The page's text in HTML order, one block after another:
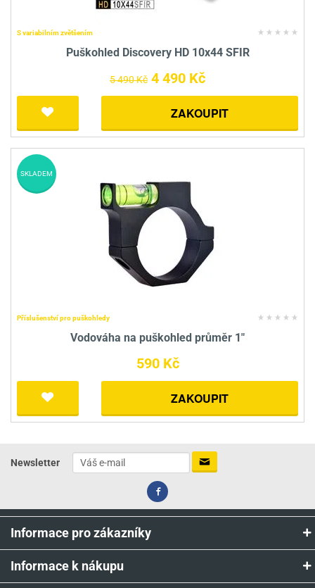
S variabilním zvětšením
Puškohled Discovery HD 10x44 SFIR
5 490 Kč 4 490 Kč
ZAKOUPIT
Příslušenství pro puškohledy
Vodováha na puškohled průměr 1"
590 Kč
ZAKOUPIT
SKLADEM
Newsletter
Informace pro zákazníky
Informace k nákupu